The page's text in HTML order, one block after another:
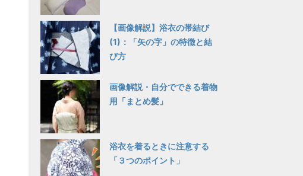
【画像解説】浴衣の帯結び
(1)：「矢の字」の特徴と結
び方
画像解説・自分でできる着物
用「まとめ髪」
浴衣を着るときに注意する
「３つのポイント」